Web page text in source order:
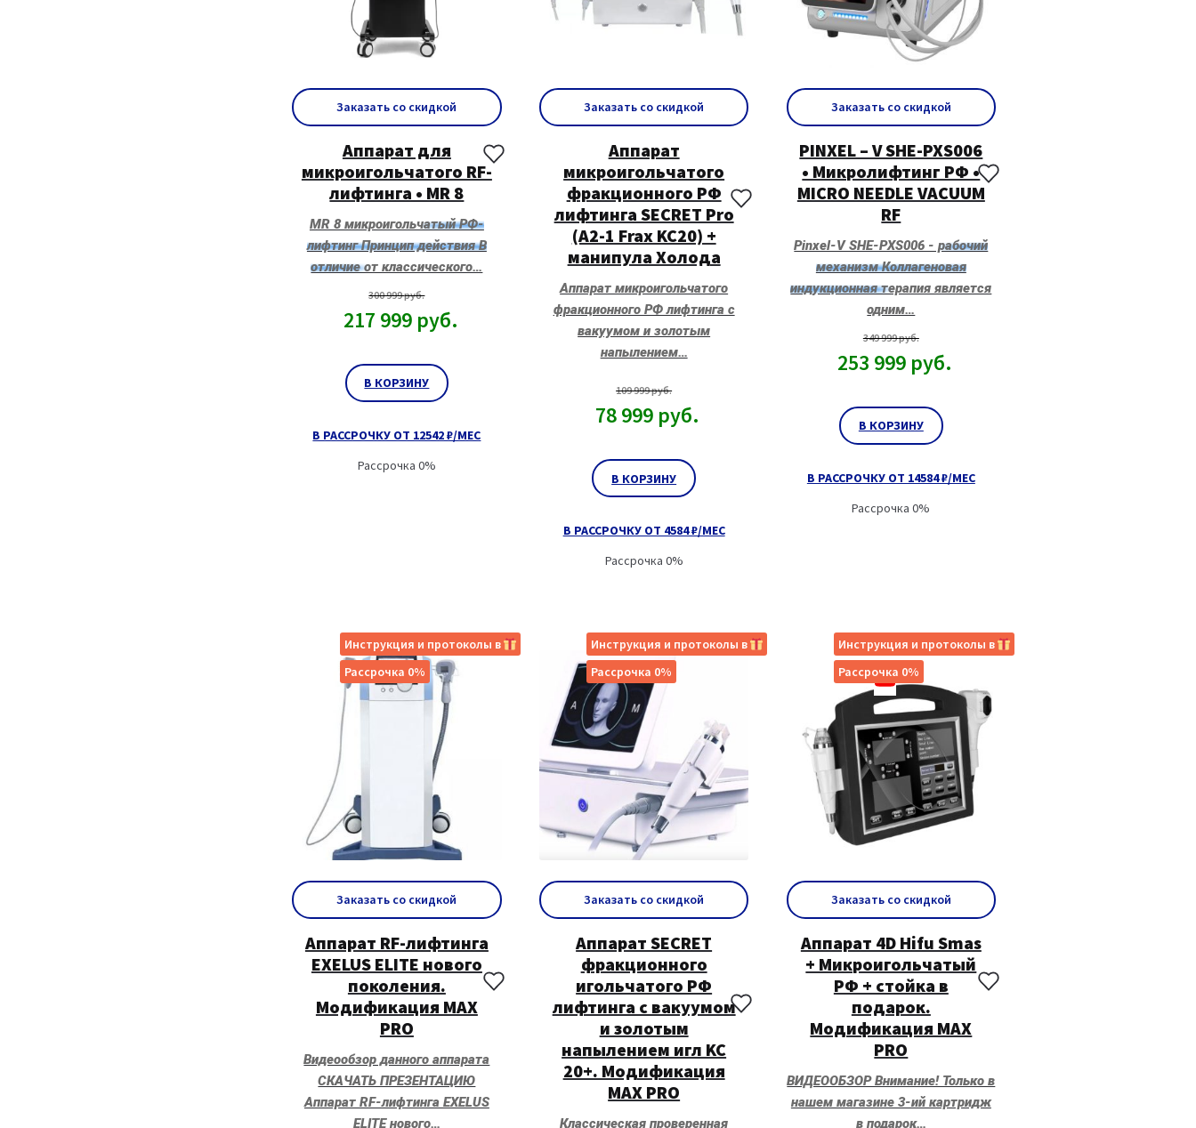
Заказать со скидкой
Аппарат для
микроигольчатого RF-
лифтинга • MR 8
MR 8 микроигольчатый РФ-
лифтинг Принцип действия В
отличие от классического…
300 999руб.
217 999 руб.
В КОРЗИНУ
В РАССРОЧКУ ОТ 12542 ₽/МЕС
Рассрочка 0%
Заказать со скидкой
Аппарат
микроигольчатого
фракционного РФ
лифтинга SECRET Pro
(A2-1 Frax KC20) +
манипула Холода
Аппарат микроигольчатого
фракционного РФ лифтинга с
вакуумом и золотым
напылением…
109 999руб.
78 999 руб.
В КОРЗИНУ
В РАССРОЧКУ ОТ 4584 ₽/МЕС
Рассрочка 0%
Заказать со скидкой
PINXEL – V SHE-PXS006
• Микролифтинг РФ •
MICRO NEEDLE VACUUM
RF
Pinxel-V SHE-PXS006 - рабочий
механизм Коллагеновая
индукционная терапия является
одним…
349 999руб.
253 999 руб.
В КОРЗИНУ
В РАССРОЧКУ ОТ 14584 ₽/МЕС
Рассрочка 0%
Заказать со скидкой
Инструкция и протоколы в
Рассрочка 0%
Аппарат RF-лифтинга
EXELUS ELITE нового
поколения.
Модификация MAX
PRO
Видеообзор данного аппарата
СКАЧАТЬ ПРЕЗЕНТАЦИЮ
Аппарат RF-лифтинга EXELUS
ELITE нового…
Заказать со скидкой
Инструкция и протоколы в
Рассрочка 0%
Аппарат SECRET
фракционного
игольчатого РФ
лифтинга с вакуумом
и золотым
напылением игл KC
20+. Модификация
MAX PRO
Классическая проверенная
Заказать со скидкой
Инструкция и протоколы в
Рассрочка 0%
Аппарат 4D Hifu Smas
+ Микроигольчатый
РФ + стойка в
подарок.
Модификация MAX
PRO
ВИДЕООБЗОР Внимание! Только в
нашем магазине 3-ий картридж
в подарок…